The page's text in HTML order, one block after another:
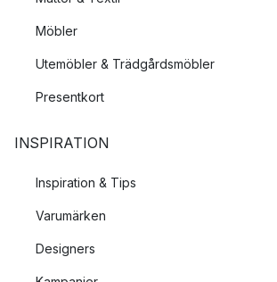
Möbler
Utemöbler & Trädgårdsmöbler
Presentkort
INSPIRATION
Inspiration & Tips
Varumärken
Designers